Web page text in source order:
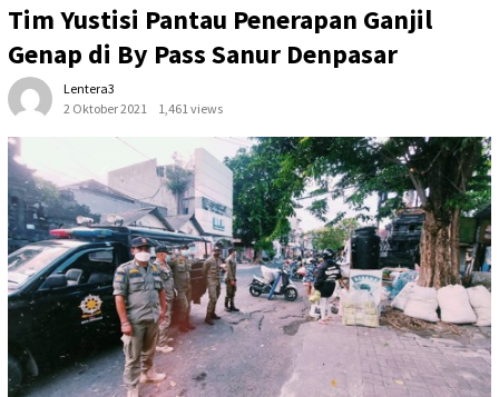
Tim Yustisi Pantau Penerapan Ganjil
Genap di By Pass Sanur Denpasar
Lentera3
2 Oktober 2021
1,461 views